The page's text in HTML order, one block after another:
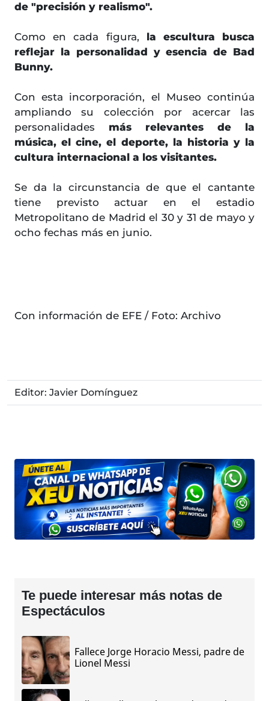
de "precisión y realismo".
Como en cada figura, la escultura busca
reflejar la personalidad y esencia de Bad
Bunny.
Con esta incorporación, el Museo continúa
ampliando su colección por acercar las
personalidades más relevantes de la
música, el cine, el deporte, la historia y la
cultura internacional a los visitantes.
Se da la circunstancia de que el cantante
tiene previsto actuar en el estadio
Metropolitano de Madrid el 30 y 31 de mayo y
ocho fechas más en junio.
Con información de EFE / Foto: Archivo
Editor: Javier Domínguez
Te puede interesar más notas de
Espectáculos
Fallece Jorge Horacio Messi, padre de
Lionel Messi